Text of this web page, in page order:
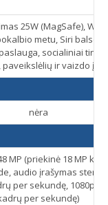
25W (MagSafe),
metu, Siri balso
socialiniai
ir vaizdo
nėra
MP (priekinė 18 MP
audio įrašymas
per sekundę,
per sekundę)